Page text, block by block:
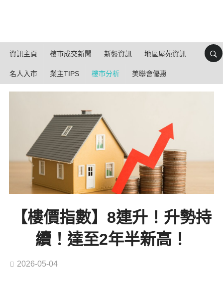
資訊主頁 樓市成交新聞 新盤資訊 地區屋苑資訊
名人入市 業主TIPS 樓市分析 美聯會優惠
【樓價指數】8連升！升勢持
續！達至2年半新高！
2026-05-04